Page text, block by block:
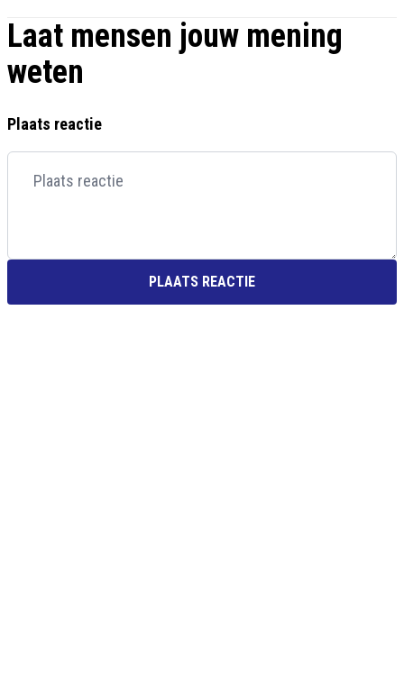
Laat mensen jouw mening
weten
Plaats reactie
PLAATS REACTIE